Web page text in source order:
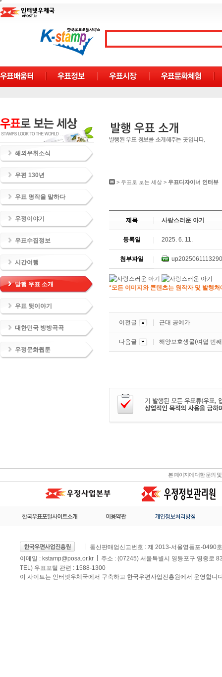
해외우취소식
우편 130년
우표 명작을 말하다
우정이야기
우표수집정보
시간여행
발행 우표 소개
우표 뒷이야기
대한민국 방방곡곡
우정문화웹툰
> 우표로 보는 세상 > 우표디자이너 인터뷰
제목 사랑스러운 아기
등록일 2025. 6. 11.
첨부파일
*모든 이미지와 콘텐츠는 원작자 및 발행
이전글 근대 공예가
다음글 해양보호생물(여덟 번
본 페이지에 대한 문의
통신판매업신고번호 : 제 2013-서울영등포-0490호
이메일 : kstamp@posa.or.kr
주소 : (07245) 서울특별시 영등포구 영중로
TEL) 우표포털 관련 : 1588-1300
이 사이트는 인터넷우체국에서 구축하고 한국우편사업진흥원에서 운영합니